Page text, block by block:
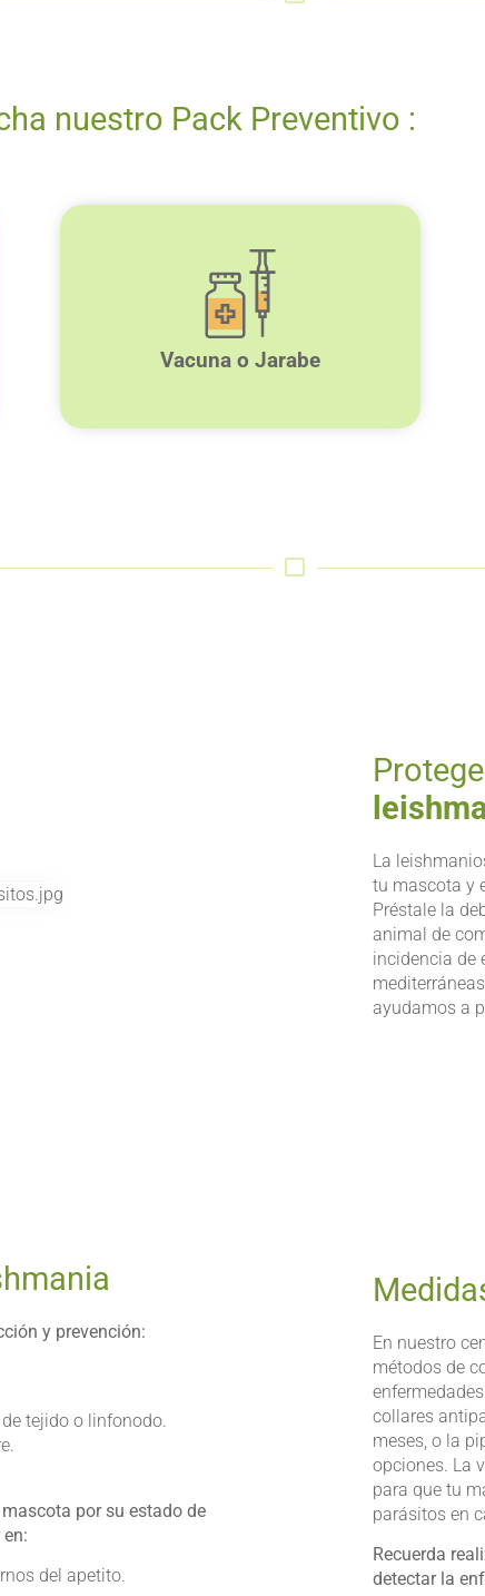
nuestro Pack Preventivo :
Vacuna o Jarabe
La
tu mascota y
Préstale la
animal de
incidencia de
ayudamos a
y prevención:
tejido o linfonodo.
por su estado de
del apetito.
En nuestro
métodos de
collares
meses, o la
opciones. La
para que tu
parásitos en
Recuerda
detectar la